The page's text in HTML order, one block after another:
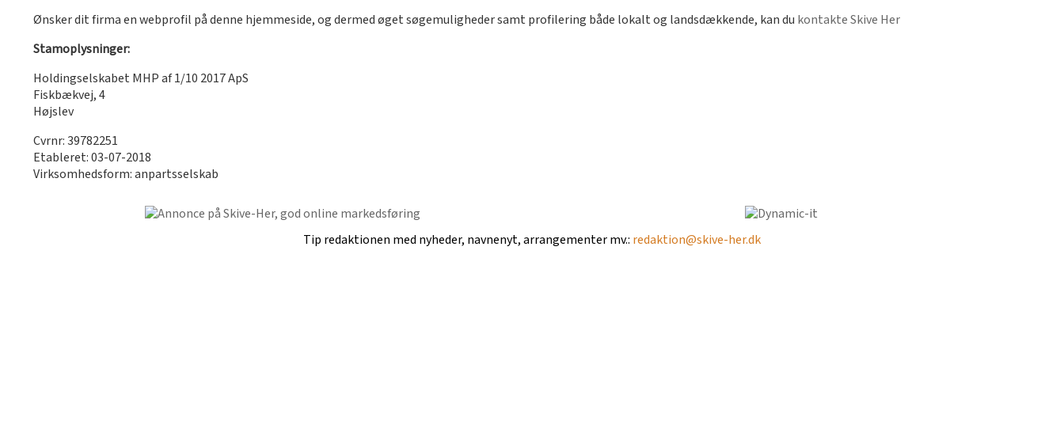
Ønsker dit firma en webprofil på denne hjemmeside, og dermed øget søgemuligheder samt profilering både lokalt og landsdækkende, kan du kontakte Skive Her
Stamoplysninger:
Holdingselskabet MHP af 1/10 2017 ApS
Fiskbækvej, 4
Højslev
Cvrnr: 39782251
Etableret: 03-07-2018
Virksomhedsform: anpartsselskab
Tip redaktionen med nyheder, navnenyt, arrangementer mv.: redaktion@skive-her.dk